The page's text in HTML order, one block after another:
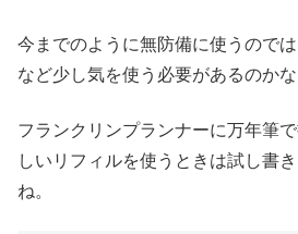
今までのように無防備に使うので
など少し気を使う必要があるのかな
フランクリンプランナーに万年筆
しいリフィルを使うときは試し書
ね。